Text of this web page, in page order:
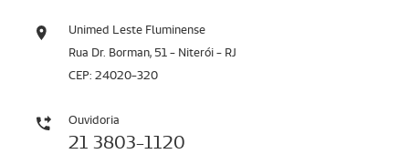
Unimed Leste Fluminense
Rua Dr. Borman, 51 - Niterói - RJ
CEP: 24020-320
Ouvidoria
21 3803-1120